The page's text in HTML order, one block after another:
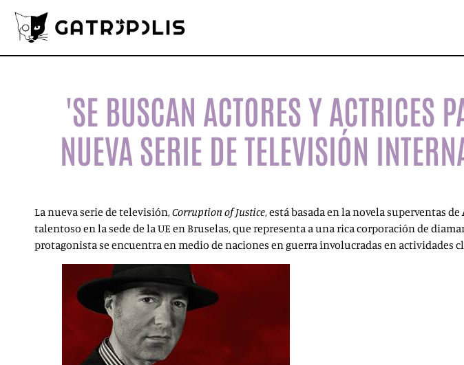
'SE BUSCAN ACTORES Y ACTRICES
NUEVA SERIE DE TELEVISIÓN
La nueva serie de televisión,Corruption of Justice, está basada en la novela superventas de
talentoso en la sede de la UE en Bruselas, que representa a una rica corporación de
protagonista se encuentra en medio de naciones en guerra involucradas en actividades